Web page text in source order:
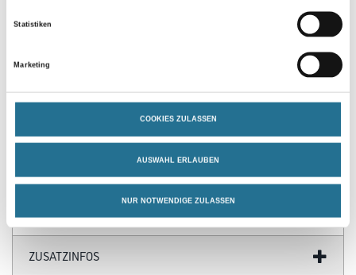
Statistiken
Marketing
COOKIES ZULASSEN
AUSWAHL ERLAUBEN
NUR NOTWENDIGE ZULASSEN
Produkteigenschaft
- Anschmiegsames, dünnes Band
- Aus Washi-Tec®-Papier
- Mit Acrylatkleber
- Gute Haftung und Reißfestigkeit
ZUSATZINFOS